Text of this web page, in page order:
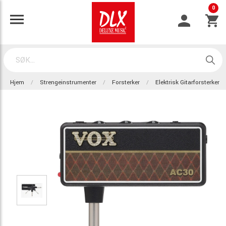
0
Hjem Strengeinstrumenter Forsterker Elektrisk Gitarforsterker